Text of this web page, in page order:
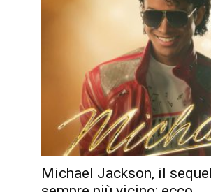
Michael Jackson, il